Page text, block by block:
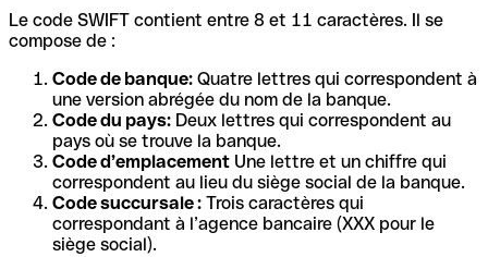
Le code SWIFT contient entre 8 et 11 caractères. Il se
compose de :
Code de banque: Quatre lettres qui correspondent à
une version abrégée du nom de la banque.
Code du pays: Deux lettres qui correspondent au
pays où se trouve la banque.
Code d’emplacement Une lettre et un chiffre qui
correspondent au lieu du siège social de la banque.
Code succursale : Trois caractères qui
correspondant à l’agence bancaire (XXX pour le
siège social).